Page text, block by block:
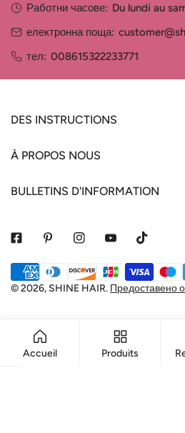
Работни часове: Du lundi au
електронна поща:
тел: 008615322233771
DES INSTRUCTIONS
À PROPOS NOUS
BULLETINS D'INFORMATION
© 2026, SHINE HAIR. Предоставено
Начини
за
Accueil Produits